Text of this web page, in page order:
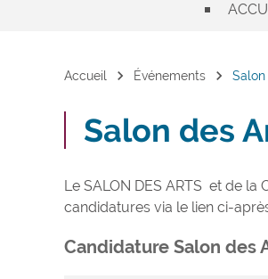
Accueil chevron_right Événements chevron_right
Salon des
Le SALON DES ARTS et de
candidatures via le lien ci-
Candidature Salon des